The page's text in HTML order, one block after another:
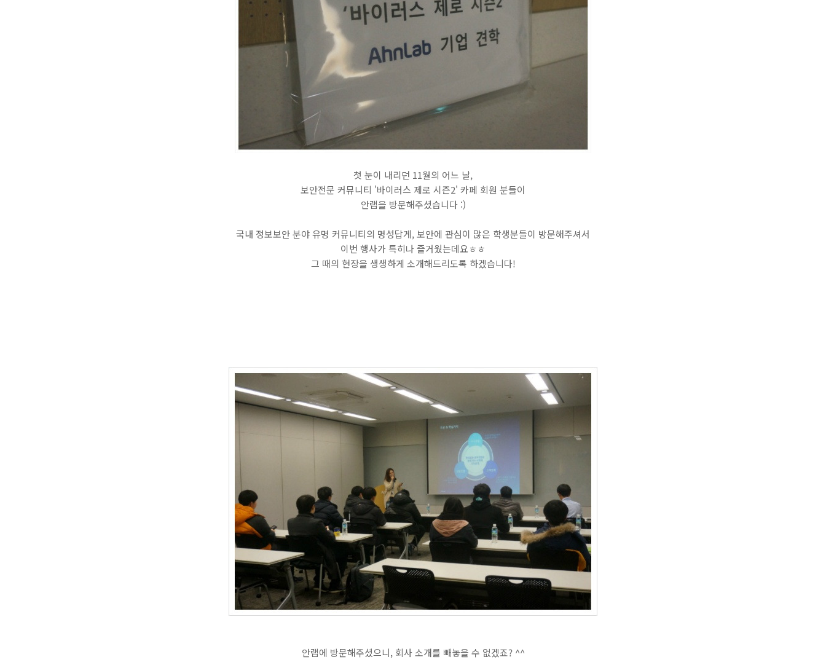
첫 눈이 내리던 11월의 어느 날,
보안전문 커뮤니티 '바이러스 제로 시즌2' 카페 회원 분들이
안랩을 방문해주셨습니다 :)
국내 정보보안 분야 유명 커뮤니티의 명성답게, 보안에 관심이 많은 학생분들이 방문해주셔서
이번 행사가 특히나 즐거웠는데요ㅎㅎ
그 때의 현장을 생생하게 소개해드리도록 하겠습니다!
안랩에 방문해주셨으니, 회사 소개를 빼놓을 수 없겠죠? ^^